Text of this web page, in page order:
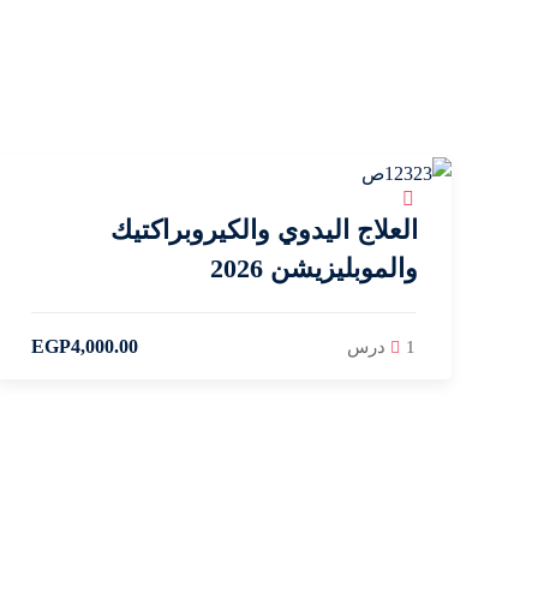
العلاج اليدوي والكيروبراكتيك
والموبليزيشن 2026
1 درس EGP4,000.00